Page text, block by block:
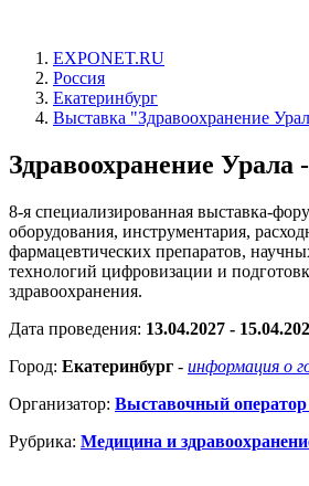
EXPONET.RU
Россия
Екатеринбург
Выставка "Здравоохранение
Здравоохранение Урала
8-я специализированная выставка-
оборудования, инструментария,
фармацевтических препаратов,
технологий цифровизации и
здравоохранения.
Дата проведения: 13.04.2027 -
Город: Екатеринбург - информация о
Организатор: Выставочный
Рубрика: Медицина и